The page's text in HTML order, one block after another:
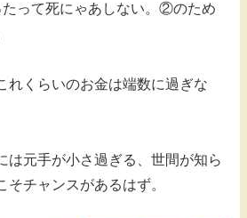
たって死にゃあしない。②のため
れくらいのお金は端数に過ぎな
は元手が小さ過ぎる、世間が知ら
そチャンスがあるはず。